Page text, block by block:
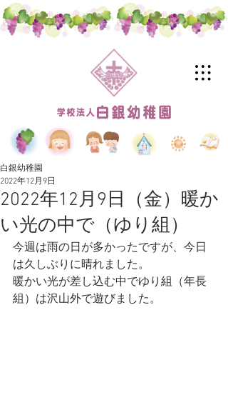
2022年12月9日（金）暖か
い光の中で（ゆり組）
白銀幼稚園
2022年12月9日
今週は雨の日が多かったですが、今日
は久しぶりに晴れました。
暖かい光が差し込む中でゆり組（年長
組）は沢山外で遊びました。